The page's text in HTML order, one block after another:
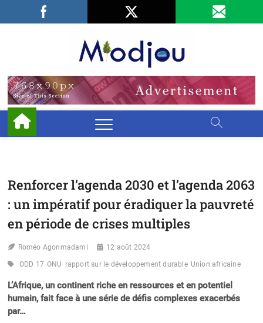
Facebook
LinkedIn
Renforcer l’agenda 2030 et l’agenda 2063
: un impératif pour éradiquer la pauvreté
en période de crises multiples
Roméo Agonmadami 12 août 2024
ODD 17 ONU rapport sur le développement durable Union africaine
L’Afrique, un continent riche en ressources et en potentiel
humain, fait face à une série de défis complexes exacerbés
par…